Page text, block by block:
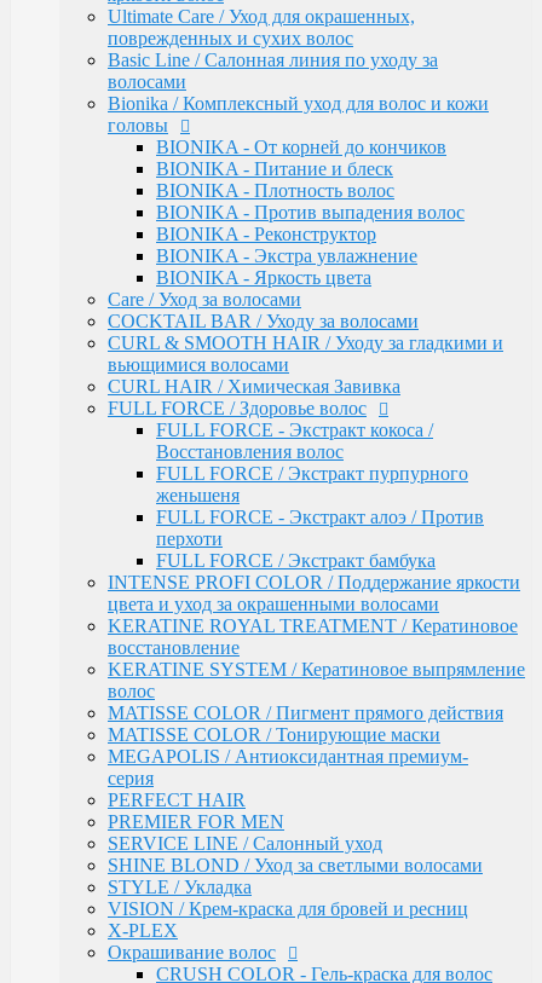
женьшеня
FULL FORCE - Экстракт алоэ / Против
перхоти
FULL FORCE / Экстракт бамбука
INTENSE PROFI COLOR / Поддержание яркости
цвета и уход за окрашенными волосами
KERATINE ROYAL TREATMENT / Кератиновое
восстановление
KERATINE SYSTEM / Кератиновое выпрямление
волос
MATISSE COLOR / Пигмент прямого действия
MATISSE COLOR / Тонирующие маски
MEGAPOLIS / Антиоксидантная премиум-серия
PERFECT HAIR
PREMIER FOR MEN
SERVICE LINE / Салонный уход
SHINE BLOND / Уход за светлыми волосами
STYLE / Укладка
VISION / Крем-краска для бровей и ресниц
X-PLEX
Окрашивание волос
CRUSH COLOR - Гель-краска для волос
прямого действия (8 тонов)
MEGAPOLIS - Безаммиачный масляный
краситель
MEGAPOLIS NEW - Окисляющая крем-
эмульсия
COLOR - Перманентная крем-краска для
волос (96) тонов, 60мл-100мл
OLLIN COLOR / PLATINUM COLLECTION
OLLIN COLOR - FASHION COLOR (5
BLOND / Осветляющий порошок
OXY - Окислительная эмульсия
N-JOY / Перманентная крем-краска для
N-JOY - Окисляющий крем-активатор
PERFORMANCE / Стойкая крем-краска
PERFORMANCE / Осветление
PERFORMANCE / Окисляющая эмульсия
SILK TOUCH - Безаммиачный стойкий
краситель
SILK TOUCH - Безаммиачный
Осветляющий Крем
SILK TOUCH / Окисляющая Крем-Эмульсия
Ultimate Care / Уход для окрашенных,
поврежденных и сухих волос
Basic Line / Салонная линия по уходу за
волосами
Bionika / Комплексный уход для волос и кожи
головы
BIONIKA - От корней до кончиков
BIONIKA - Питание и блеск
BIONIKA - Плотность волос
BIONIKA - Против выпадения волос
BIONIKA - Реконструктор
BIONIKA - Экстра увлажнение
BIONIKA - Яркость цвета
Care / Уход за волосами
COCKTAIL BAR / Уходу за волосами
CURL & SMOOTH HAIR / Уходу за гладкими и
вьющимися волосами
CURL HAIR / Химическая Завивка
FULL FORCE / Здоровье волос
FULL FORCE - Экстракт кокоса /
Восстановления волос
FULL FORCE / Экстракт пурпурного
женьшеня
FULL FORCE - Экстракт алоэ / Против
перхоти
FULL FORCE / Экстракт бамбука
INTENSE PROFI COLOR / Поддержание яркости
цвета и уход за окрашенными волосами
KERATINE ROYAL TREATMENT / Кератиновое
восстановление
KERATINE SYSTEM / Кератиновое выпрямление
волос
MATISSE COLOR / Пигмент прямого действия
MATISSE COLOR / Тонирующие маски
MEGAPOLIS / Антиоксидантная премиум-
серия
PERFECT HAIR
PREMIER FOR MEN
SERVICE LINE / Салонный уход
SHINE BLOND / Уход за светлыми волосами
STYLE / Укладка
VISION / Крем-краска для бровей и ресниц
X-PLEX
Окрашивание волос
CRUSH COLOR - Гель-краска для волос